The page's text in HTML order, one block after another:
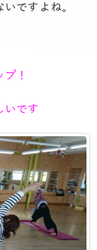
ですよね。
！
いです